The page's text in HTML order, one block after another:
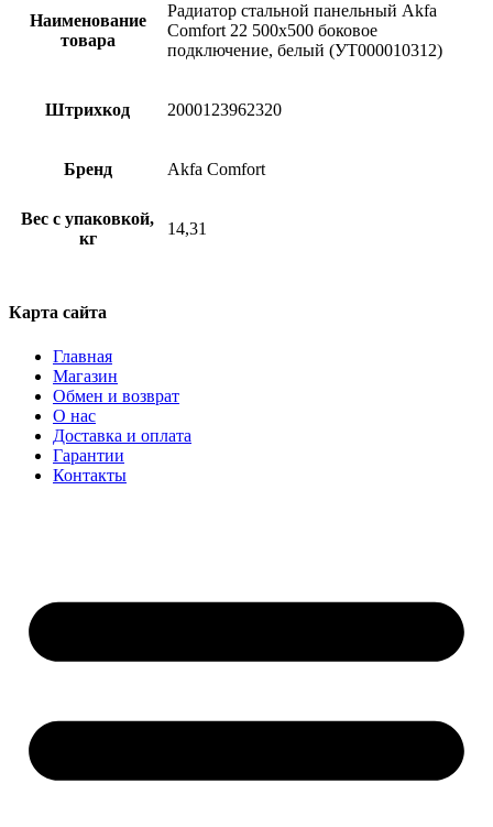
Наименование
товара
Радиатор стальной панельный Akfa
Comfort 22 500х500 боковое
подключение, белый (УТ000010312)
Штрихкод 2000123962320
Бренд Akfa Comfort
Вес с упаковкой,
кг
14,31
Карта сайта
Главная
Магазин
Обмен и возврат
О нас
Доставка и оплата
Гарантии
Контакты